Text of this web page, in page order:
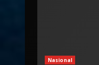
Nasional